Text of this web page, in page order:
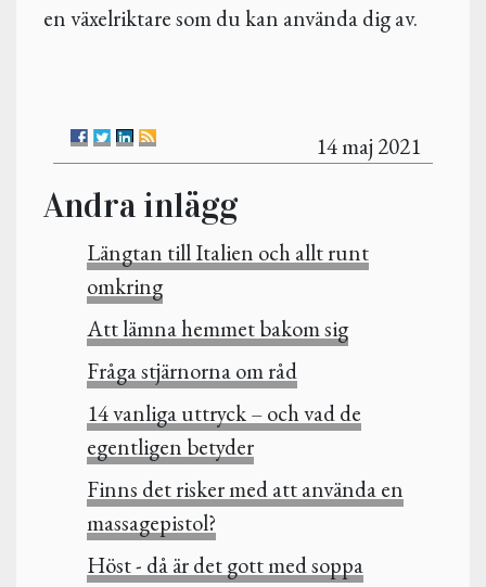
en växelriktare som du kan använda dig av.
14 maj 2021
Andra inlägg
Längtan till Italien och allt runt
omkring
Att lämna hemmet bakom sig
Fråga stjärnorna om råd
14 vanliga uttryck – och vad de
egentligen betyder
Finns det risker med att använda en
massagepistol?
Höst - då är det gott med soppa